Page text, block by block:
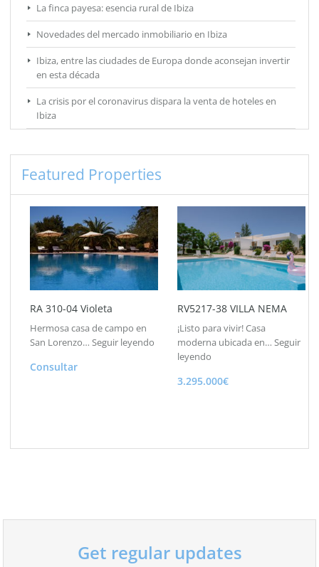
La finca payesa: esencia rural de Ibiza
Novedades del mercado inmobiliario en Ibiza
Ibiza, entre las ciudades de Europa donde aconsejan invertir
en esta década
La crisis por el coronavirus dispara la venta de hoteles en
Ibiza
Featured Properties
RA 310-04 Violeta
Hermosa casa de campo en
San Lorenzo… Seguir leyendo
Consultar
RV5217-38 VILLA NEMA
¡Listo para vivir! Casa
moderna ubicada en… Seguir
leyendo
3.295.000€
Get regular updates